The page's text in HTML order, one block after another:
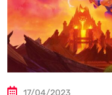
17/04/2023